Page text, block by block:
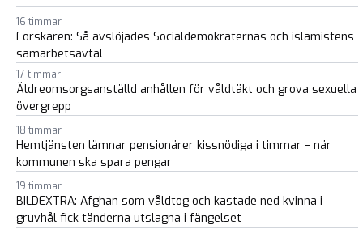
16 timmar
Forskaren: Så avslöjades Socialdemokraternas och islamistens
samarbetsavtal
17 timmar
Äldreomsorgsanställd anhållen för våldtäkt och grova sexuella
övergrepp
18 timmar
Hemtjänsten lämnar pensionärer kissnödiga i timmar – när
kommunen ska spara pengar
19 timmar
BILDEXTRA: Afghan som våldtog och kastade ned kvinna i
gruvhål fick tänderna utslagna i fängelset